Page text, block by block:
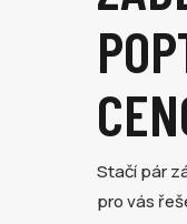
Stačí pár
pro vás